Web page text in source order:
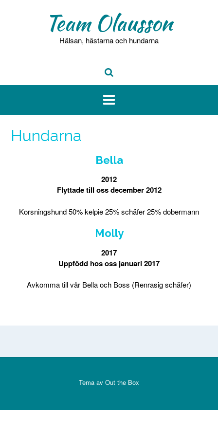
Team Olausson
Hälsan, hästarna och hundarna
Hundarna
Bella
2012
Flyttade till oss december 2012
Korsningshund 50% kelpie 25% schäfer 25% dobermann
Molly
2017
Uppfödd hos oss januari 2017
Avkomma till vår Bella och Boss (Renrasig schäfer)
Tema av Out the Box